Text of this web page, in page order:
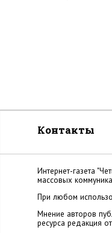
Контакты
Интернет-газета
массовых
При любом
Мнение авторов
ресурса редакция